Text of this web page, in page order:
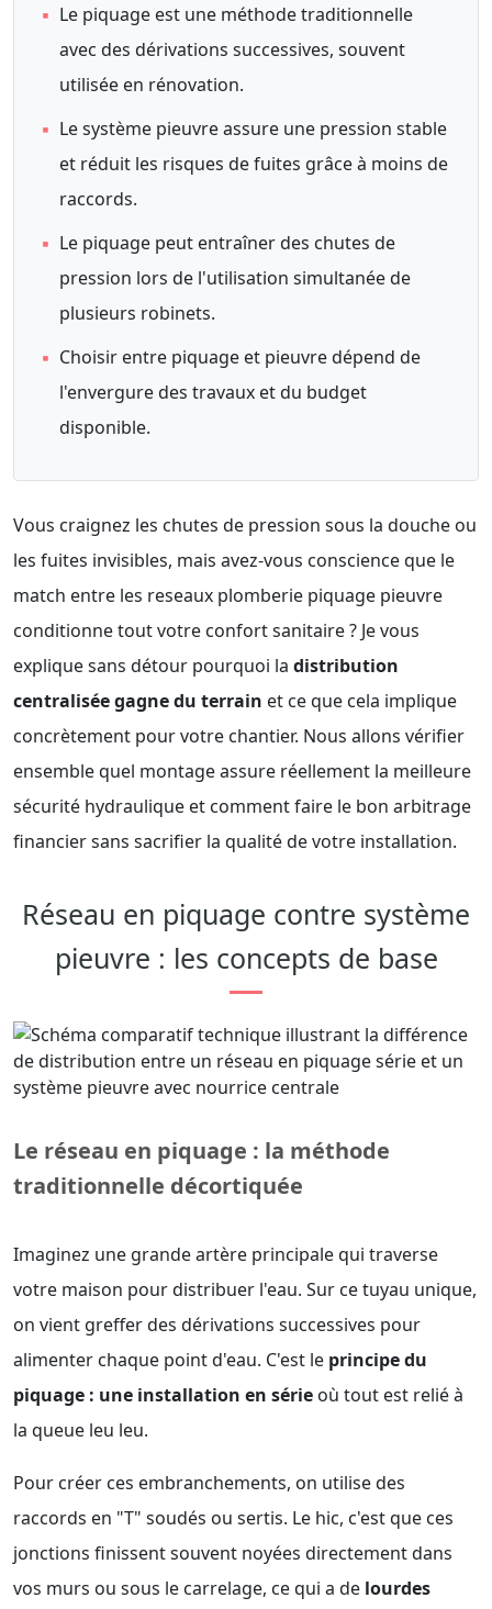
▪ Le piquage est une méthode traditionnelle
avec des dérivations successives, souvent
utilisée en rénovation.
▪ Le système pieuvre assure une pression stable
et réduit les risques de fuites grâce à moins de
raccords.
▪ Le piquage peut entraîner des chutes de
pression lors de l'utilisation simultanée de
plusieurs robinets.
▪ Choisir entre piquage et pieuvre dépend de
l'envergure des travaux et du budget
disponible.
Vous craignez les chutes de pression sous la douche ou
les fuites invisibles, mais avez-vous conscience que le
match entre les reseaux plomberie piquage pieuvre
conditionne tout votre confort sanitaire ? Je vous
explique sans détour pourquoi la distribution
centralisée gagne du terrain et ce que cela implique
concrètement pour votre chantier. Nous allons vérifier
ensemble quel montage assure réellement la meilleure
sécurité hydraulique et comment faire le bon arbitrage
financier sans sacrifier la qualité de votre installation.
Réseau en piquage contre système
pieuvre : les concepts de base
Le réseau en piquage : la méthode
traditionnelle décortiquée
Imaginez une grande artère principale qui traverse
votre maison pour distribuer l'eau. Sur ce tuyau unique,
on vient greffer des dérivations successives pour
alimenter chaque point d'eau. C'est le principe du
piquage : une installation en série où tout est relié à
la queue leu leu.
Pour créer ces embranchements, on utilise des
raccords en "T" soudés ou sertis. Le hic, c'est que ces
jonctions finissent souvent noyées directement dans
vos murs ou sous le carrelage, ce qui a de lourdes